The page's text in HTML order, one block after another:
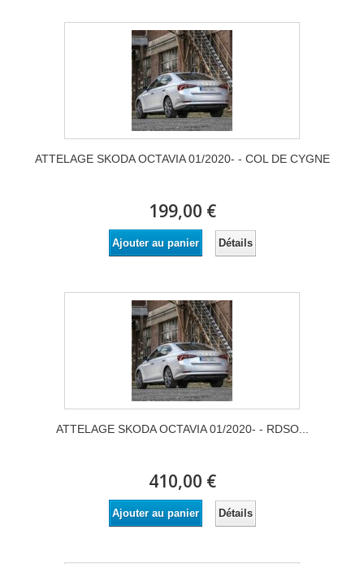
ATTELAGE SKODA OCTAVIA 01/2020- - COL DE CYGNE
199,00 €
Ajouter au panier Détails
ATTELAGE SKODA OCTAVIA 01/2020- - RDSO...
410,00 €
Ajouter au panier Détails